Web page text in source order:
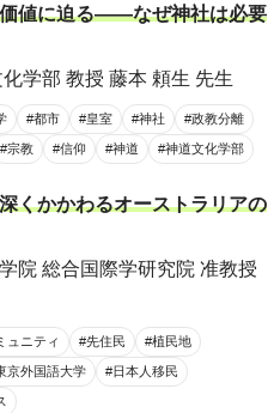
値に迫る――なぜ神社は必要
学部 教授 藤本 頼生 先生
#都市 #皇室 #神社 #政教分離
#宗教 #信仰 #神道 #神道文化学部
くかかわるオーストラリアの
院 総合国際学研究院 准教授
ュニティ #先住民 #植民地
京外国語大学 #日本人移民